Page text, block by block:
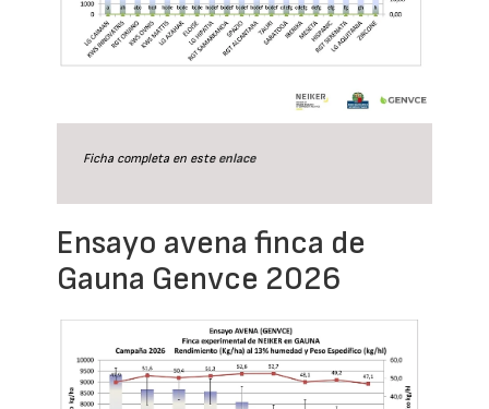
Ficha completa en este enlace
Ensayo avena finca de
Gauna Genvce 2026